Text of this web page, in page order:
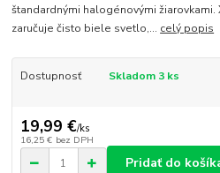
štandardnými halogénovými
zaručuje čisto biele svetlo,... celý popis
Dostupnosť Skladom 3 ks
19,99 €/ks
16,25 € bez DPH
Pridať do